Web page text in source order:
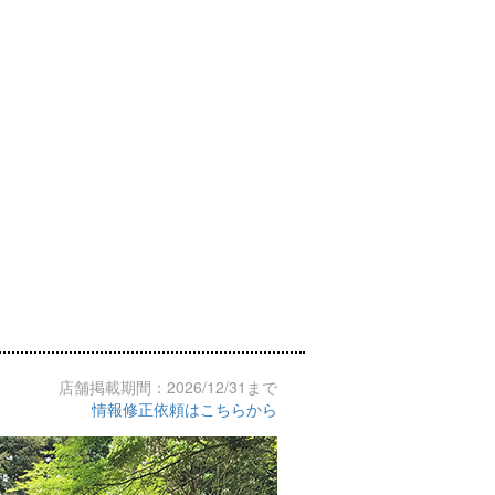
店舗掲載期間：2026/12/31まで
情報修正依頼はこちらから